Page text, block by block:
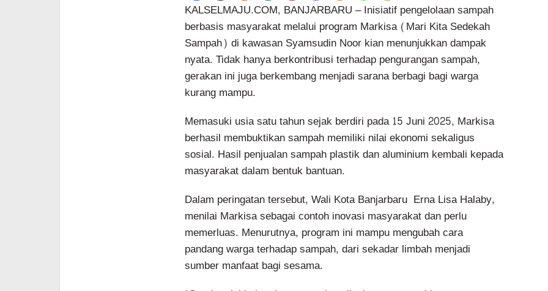
KALSELMAJU.COM, BANJARBARU – Inisiatif pengelolaan sampah
berbasis masyarakat melalui program Markisa (Mari Kita Sedekah
Sampah) di kawasan Syamsudin Noor kian menunjukkan dampak
nyata. Tidak hanya berkontribusi terhadap pengurangan sampah,
gerakan ini juga berkembang menjadi sarana berbagi bagi warga
kurang mampu.
Memasuki usia satu tahun sejak berdiri pada 15 Juni 2025, Markisa
berhasil membuktikan sampah memiliki nilai ekonomi sekaligus
sosial. Hasil penjualan sampah plastik dan aluminium kembali kepada
masyarakat dalam bentuk bantuan.
Dalam peringatan tersebut, Wali Kota Banjarbaru Erna Lisa Halaby,
menilai Markisa sebagai contoh inovasi masyarakat dan perlu
memerluas. Menurutnya, program ini mampu mengubah cara
pandang warga terhadap sampah, dari sekadar limbah menjadi
sumber manfaat bagi sesama.